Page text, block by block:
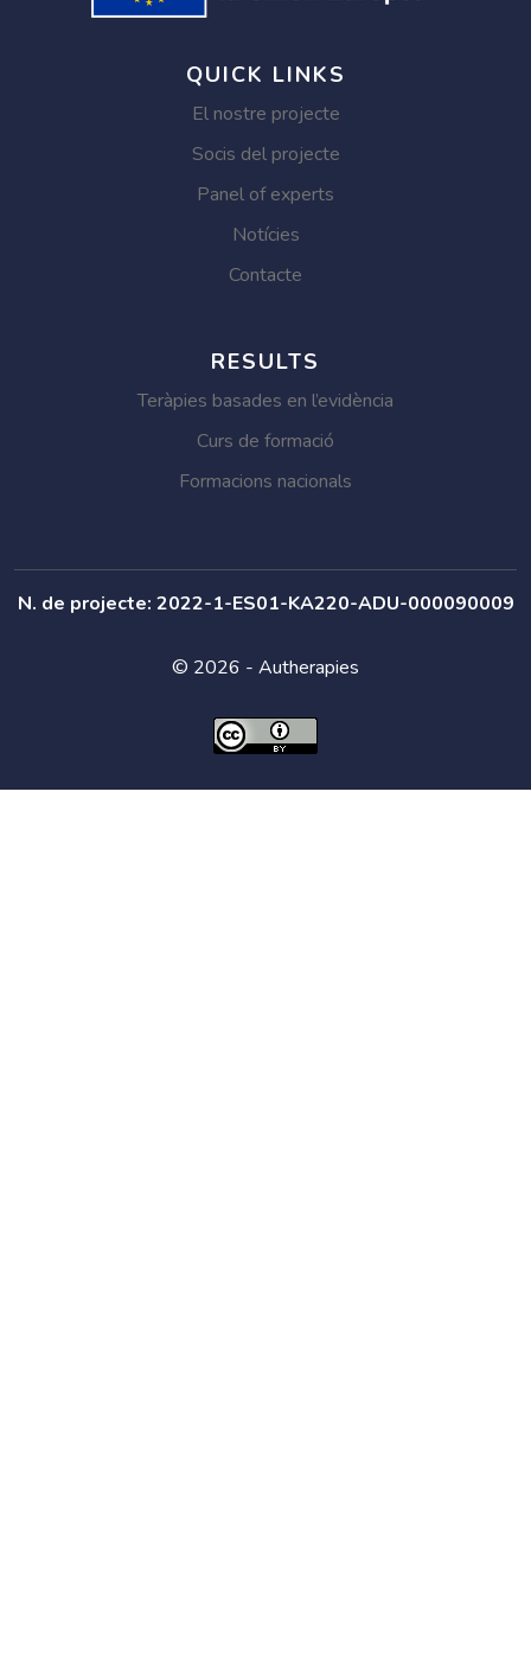
QUICK LINKS
El nostre projecte
Socis del projecte
Panel of experts
Notícies
Contacte
RESULTS
Teràpies basades en l’evidència
Curs de formació
Formacions nacionals
N. de projecte: 2022-1-ES01-KA220-ADU-000090009
© 2026 - Autherapies